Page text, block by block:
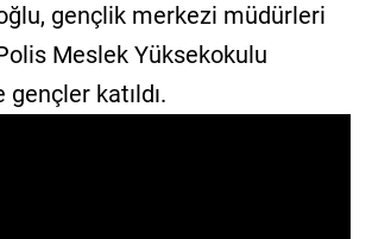
gençlik merkezi müdürleri
Meslek Yüksekokulu
katıldı.